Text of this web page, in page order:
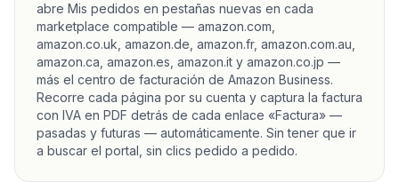
abre Mis pedidos en pestañas nuevas en cada
marketplace compatible — amazon.com,
amazon.co.uk, amazon.de, amazon.fr, amazon.com.au,
amazon.ca, amazon.es, amazon.it y amazon.co.jp —
más el centro de facturación de Amazon Business.
Recorre cada página por su cuenta y captura la factura
con IVA en PDF detrás de cada enlace «Factura» —
pasadas y futuras — automáticamente. Sin tener que ir
a buscar el portal, sin clics pedido a pedido.